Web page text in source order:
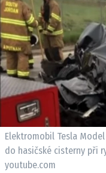
Elektromobil Tesla
do hasičské cisterny při
youtube.com